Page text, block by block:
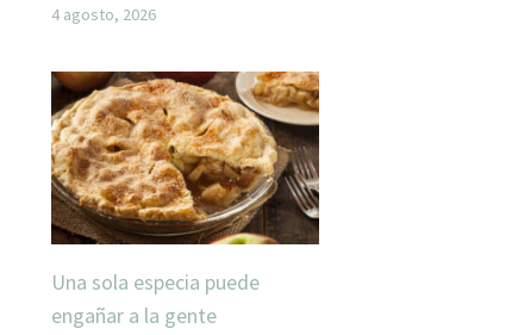
4 agosto, 2026
Una sola especia puede
engañar a la gente